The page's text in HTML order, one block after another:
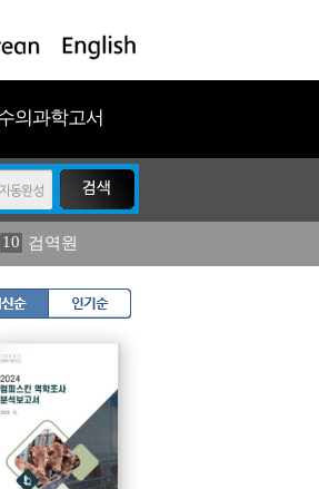
의과학고서
10 검역원
수산